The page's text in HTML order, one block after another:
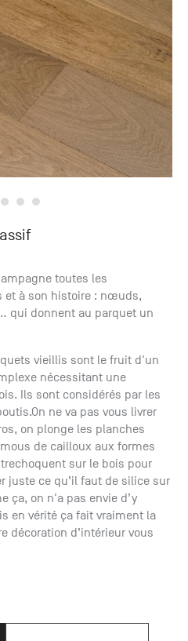
toutes les
et à son histoire : nœuds,
qui donnent au parquet un
vieillis sont le fruit d'un
nécessitant une
Ils sont considérés par les
ne va pas vous livrer
on plonge les planches
de cailloux aux formes
sur le bois pour
juste ce qu’il faut de silice sur
ça, on n'a pas envie d’y
en vérité ça fait vraiment la
décoration d’intérieur vous